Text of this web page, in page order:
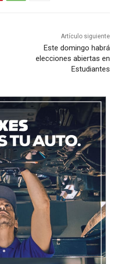
Artículo siguiente
Este domingo habrá
elecciones abiertas en
Estudiantes